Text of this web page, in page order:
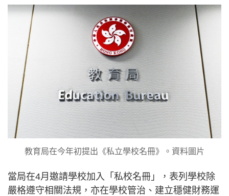
教育局在今年初提出《私立學校名冊》。資料圖片
當局在4月邀請學校加入「私校名冊」，表列學校除
嚴格遵守相關法規，亦在學校管治、建立穩健財務運